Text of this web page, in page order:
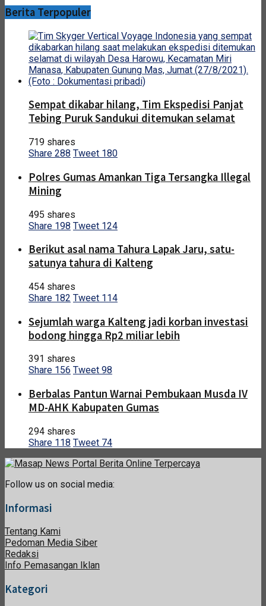
Berita Terpopuler
Sempat dikabar hilang, Tim Ekspedisi Panjat
Tebing Puruk Sandukui ditemukan selamat
719 shares
Share 288 Tweet 180
Polres Gumas Amankan Tiga Tersangka Illegal
Mining
495 shares
Share 198 Tweet 124
Berikut asal nama Tahura Lapak Jaru, satu-
satunya tahura di Kalteng
454 shares
Share 182 Tweet 114
Sejumlah warga Kalteng jadi korban investasi
bodong hingga Rp2 miliar lebih
391 shares
Share 156 Tweet 98
Berbalas Pantun Warnai Pembukaan Musda IV
MD-AHK Kabupaten Gumas
294 shares
Share 118 Tweet 74
Follow us on social media:
Informasi
Tentang Kami
Pedoman Media Siber
Redaksi
Info Pemasangan Iklan
Kategori